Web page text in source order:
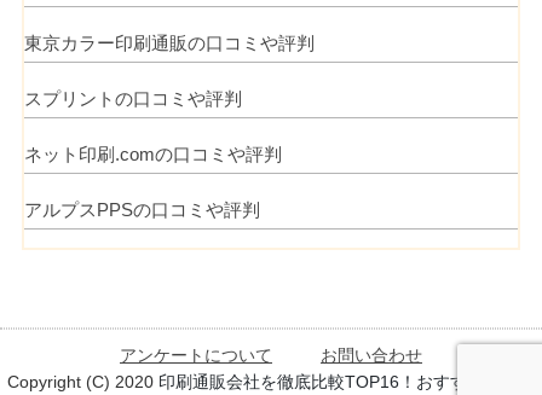
東京カラー印刷通販の口コミや評判
スプリントの口コミや評判
ネット印刷.comの口コミや評判
アルプスPPSの口コミや評判
アンケートについて
お問い合わせ
Copyright (C) 2020 印刷通販会社を徹底比較TOP16！おすすめのネッ